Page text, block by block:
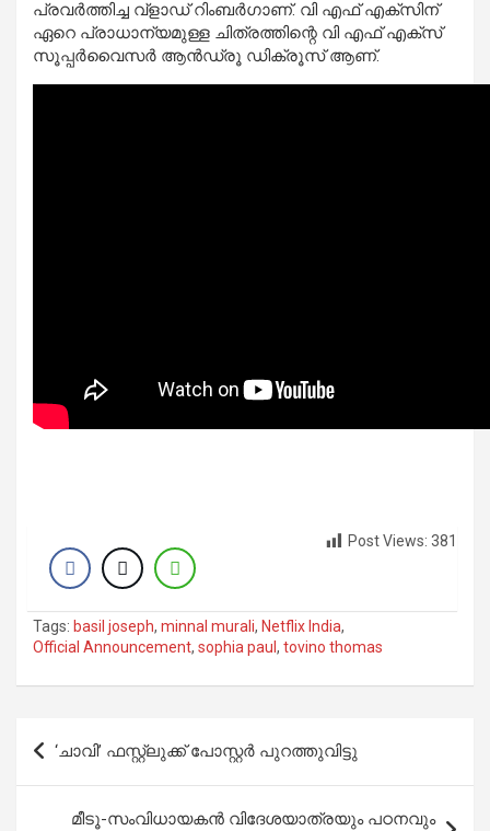
പ്രവര്‍ത്തിച്ച വ്ളാഡ് റിംബര്‍ഗാണ്. വി എഫ് എക്സിന്
ഏറെ പ്രാധാന്യമുള്ള ചിത്രത്തിന്റെ വി എഫ് എക്‌സ്
സൂപ്പര്‍വൈസര്‍ ആന്‍ഡ്രൂ ഡിക്രൂസ് ആണ്.
Post Views: 381
Tags: basil joseph, minnal murali, Netflix India,
Official Announcement, sophia paul , tovino thomas
Post
navigation
‘ചാവി’ ഫസ്റ്റ്‌ലുക്ക് പോസ്റ്റര്‍ പുറത്തുവിട്ടു
മീടൂ-സംവിധായകന്‍ വിദേശയാത്രയും പഠനവും